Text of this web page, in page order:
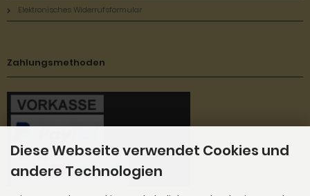
Elektronisches Widerrufsformular
Zahlungsmethoden
Diese Webseite verwendet Cookies und
andere Technologien